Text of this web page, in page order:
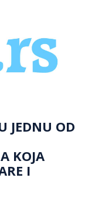
JEDNU OD
KOJA
I